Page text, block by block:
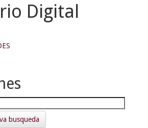
Digital
busqueda